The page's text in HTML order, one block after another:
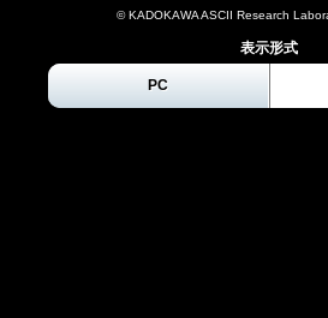
© KADOKAWA ASCII Research
表示形式
PC